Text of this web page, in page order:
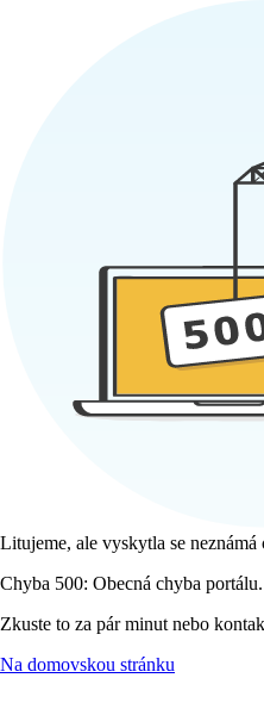
Litujeme, ale vyskytla se neznámá
Chyba 500: Obecná chyba portálu.
Zkuste to za pár minut nebo
Na domovskou stránku